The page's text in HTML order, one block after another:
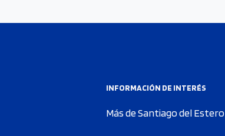
INFORMACIÓN DE INTERÉS
Más de Santiago del Estero